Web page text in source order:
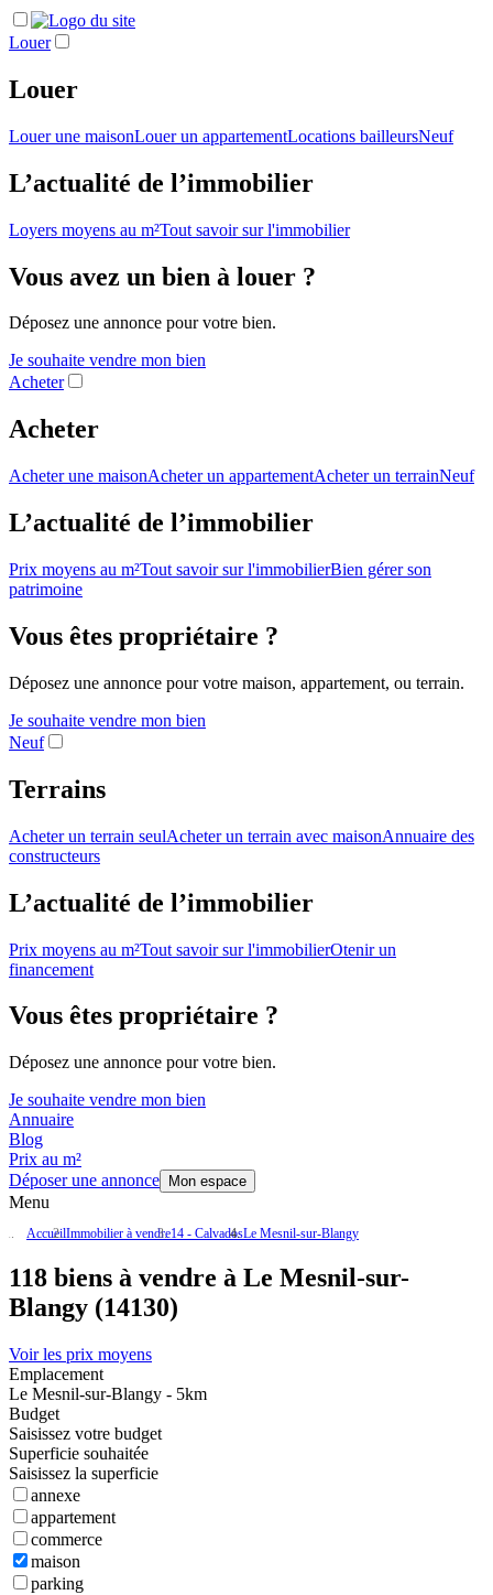
Louer
Louer
Louer une maisonLouer un appartementLocations bailleursNeuf
L’actualité de l’immobilier
Loyers moyens au m²Tout savoir sur l'immobilier
Vous avez un bien à louer ?
Déposez une annonce pour votre bien.
Je souhaite vendre mon bien
Acheter
Acheter
Acheter une maisonAcheter un appartementAcheter un terrainNeuf
L’actualité de l’immobilier
Prix moyens au m²Tout savoir sur l'immobilierBien gérer son
patrimoine
Vous êtes propriétaire ?
Déposez une annonce pour votre maison, appartement, ou terrain.
Je souhaite vendre mon bien
Neuf
Terrains
Acheter un terrain seulAcheter un terrain avec maisonAnnuaire des
constructeurs
L’actualité de l’immobilier
Prix moyens au m²Tout savoir sur l'immobilierOtenir un
financement
Vous êtes propriétaire ?
Déposez une annonce pour votre bien.
Je souhaite vendre mon bien
Annuaire
Blog
Prix au m²
Déposer une annonce
Mon espace
Menu
AccueilImmobilier à vendre14 - CalvadosLe Mesnil-sur-Blangy
118 biens à vendre à Le Mesnil-sur-
Blangy (14130)
Voir les prix moyens
Emplacement
Le Mesnil-sur-Blangy - 5km
Budget
Saisissez votre budget
Superficie souhaitée
Saisissez la superficie
annexe
appartement
commerce
maison
parking